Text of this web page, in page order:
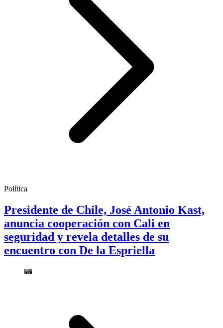
Política
Presidente de Chile, José Antonio Kast,
anuncia cooperación con Cali en
seguridad y revela detalles de su
encuentro con De la Espriella